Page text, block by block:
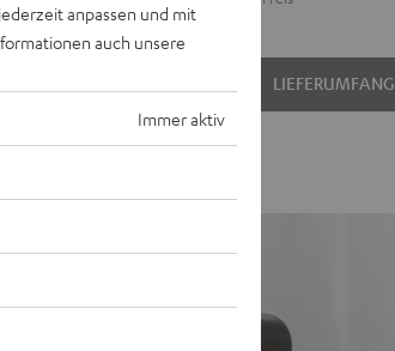
"5.1-
Set"
"5.1-
Set"
1.299,99€Originalpreis
LIEFERUMFANG
anpassen und mit
auch unsere
Immer aktiv